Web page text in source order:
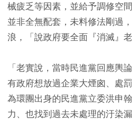
械疲乏等因素，並給予調修空
並非全無配套，未料修法剛過
浪，「說政府要全面『消滅』老
「老實說，當時民進黨回應輿
有政府想放過企業大煙囪、處
為環團出身的民進黨立委洪申
力、也找到過去未處理的汙染